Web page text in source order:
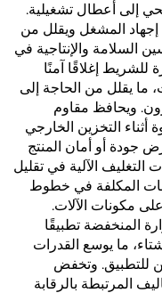
إلى أعطال تشغيلية.
إجهاد المشغل ويقلل من
السلامة والإنتاجية في
للشريط إغلاقًا آمنًا
ما يقلل من الحاجة إلى
ويحافظ مقاوم
التخزين الخارجي
جودة أو أمان المنتج
الآلية في تقليل
المكلفة في خطوط
على مكونات الآلات.
المنخفضة تطبيقًا
ما يوسع القدرات
للتطبيق. وتخفض
المرتبطة بالرقابة